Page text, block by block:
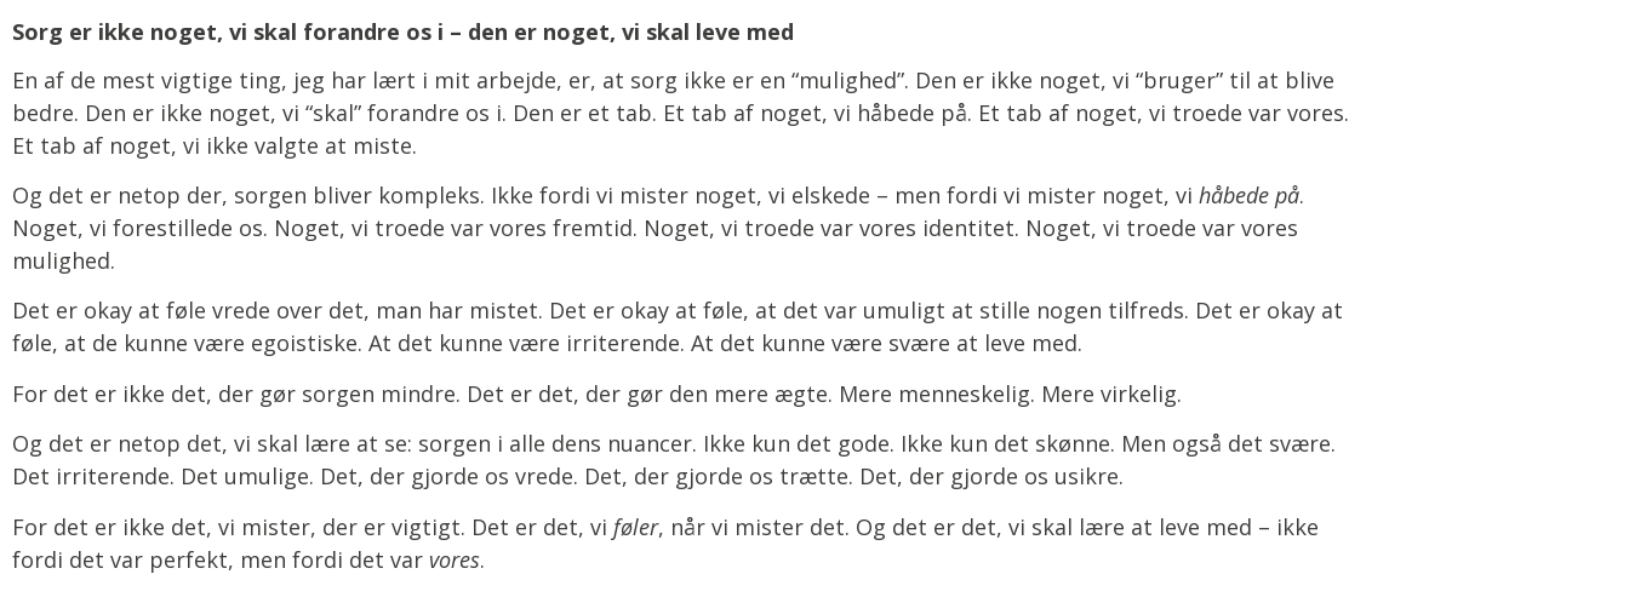
Sorg er ikke noget, vi skal forandre os i – den er noget, vi skal leve med
En af de mest vigtige ting, jeg har lært i mit arbejde, er, at sorg ikke er en “mulighed”. Den er ikke noget, vi “bruger” til at blive
bedre. Den er ikke noget, vi “skal” forandre os i. Den er et tab. Et tab af noget, vi håbede på. Et tab af noget, vi troede var vores.
Et tab af noget, vi ikke valgte at miste.
Og det er netop der, sorgen bliver kompleks. Ikke fordi vi mister noget, vi elskede – men fordi vi mister noget, vi håbede på.
Noget, vi forestillede os. Noget, vi troede var vores fremtid. Noget, vi troede var vores identitet. Noget, vi troede var vores
mulighed.
Det er okay at føle vrede over det, man har mistet. Det er okay at føle, at det var umuligt at stille nogen tilfreds. Det er okay at
føle, at de kunne være egoistiske. At det kunne være irriterende. At det kunne være svære at leve med.
For det er ikke det, der gør sorgen mindre. Det er det, der gør den mere ægte. Mere menneskelig. Mere virkelig.
Og det er netop det, vi skal lære at se: sorgen i alle dens nuancer. Ikke kun det gode. Ikke kun det skønne. Men også det svære.
Det irriterende. Det umulige. Det, der gjorde os vrede. Det, der gjorde os trætte. Det, der gjorde os usikre.
For det er ikke det, vi mister, der er vigtigt. Det er det, vi føler, når vi mister det. Og det er det, vi skal lære at leve med – ikke
fordi det var perfekt, men fordi det var vores.